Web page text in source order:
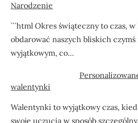
Narodzenie
```html Okres świąteczny to czas,
obdarować naszych bliskich
wyjątkowym, co…
walentynki
Walentynki to wyjątkowy czas,
swoje uczucia w sposób